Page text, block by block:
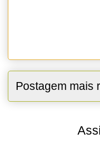
Postagem mais